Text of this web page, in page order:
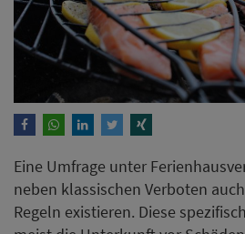
Eine Umfrage unter
neben klassischen Verboten
Regeln existieren. Diese